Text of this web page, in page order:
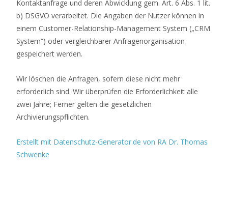
Kontaktanfrage und deren Abwicklung gem. Art. 6 Abs. 1 lit.
b) DSGVO verarbeitet. Die Angaben der Nutzer können in
einem Customer-Relationship-Management System („CRM
System“) oder vergleichbarer Anfragenorganisation
gespeichert werden.
Wir löschen die Anfragen, sofern diese nicht mehr
erforderlich sind. Wir überprüfen die Erforderlichkeit alle
zwei Jahre; Ferner gelten die gesetzlichen
Archivierungspflichten.
Erstellt mit Datenschutz-Generator.de von RA Dr. Thomas
Schwenke